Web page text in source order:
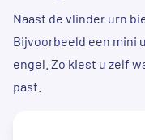
Naast de vlinder urn
Bijvoorbeeld een mini
engel. Zo kiest u zelf
past.